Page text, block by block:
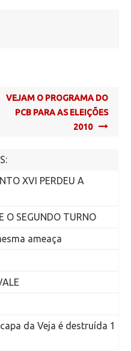
VEJAM O PROGRAMA DO
PCB PARA AS ELEIÇÕES
2010
XVI PERDEU A
O SEGUNDO TURNO
ameaça
da Veja é destruída 1